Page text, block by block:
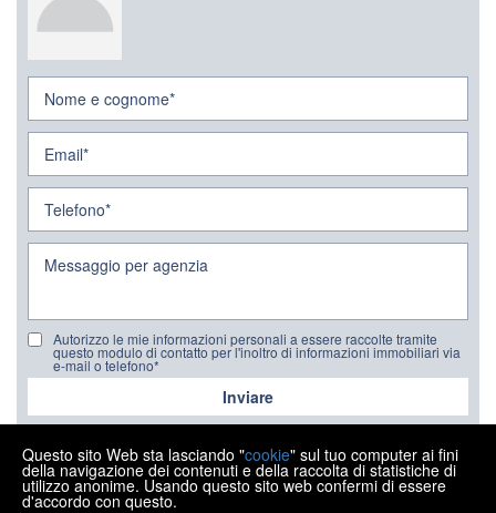
Autorizzo le mie informazioni personali a essere raccolte tramite
questo modulo di contatto per l'inoltro di informazioni immobiliari via
e-mail o telefono*
Inviare
Questo sito Web sta lasciando "cookie" sul tuo computer ai fini
della navigazione dei contenuti e della raccolta di statistiche di
utilizzo anonime. Usando questo sito web confermi di essere
d'accordo con questo.